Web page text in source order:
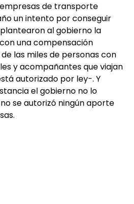
empresas de transporte
un intento por conseguir
al gobierno la
una compensación
las miles de personas con
y acompañantes que viajan
autorizado por ley-. Y
el gobierno no lo
se autorizó ningún aporte